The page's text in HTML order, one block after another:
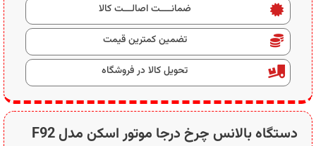
دستگاه بالانس چرخ درجا موتور اسکن مدل F92
ضمانــــت اصالـــت کالا
تضمین کمترین قیمت
تحویل کالا در فروشگاه